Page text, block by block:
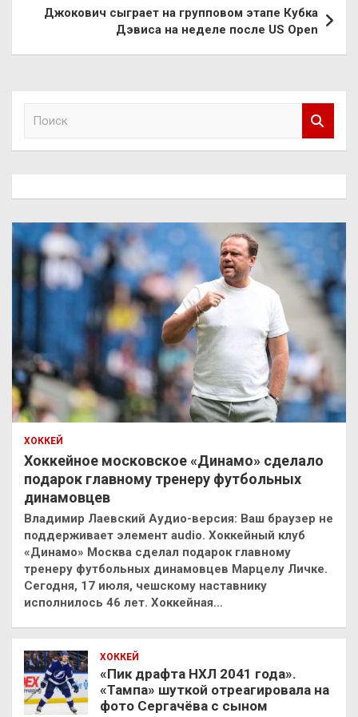
Джокович сыграет на групповом этапе Кубка
Дэвиса на неделе после US Open
ХОККЕЙ
Хоккейное московское «Динамо» сделало
подарок главному тренеру футбольных
динамовцев
Владимир Лаевский Аудио-версия: Ваш браузер не
поддерживает элемент audio. Хоккейный клуб
«Динамо» Москва сделал подарок главному
тренеру футбольных динамовцев Марцелу Личке.
Сегодня, 17 июля, чешскому наставнику
исполнилось 46 лет. Хоккейная…
ХОККЕЙ
«Пик драфта НХЛ 2041 года».
«Тампа» шуткой отреагировала на
фото Сергачёва с сыном